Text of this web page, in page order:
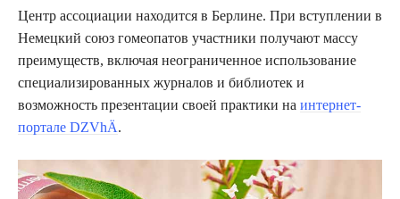
Центр ассоциации находится в Берлине. При вступлении в
Немецкий союз гомеопатов участники получают массу
преимуществ, включая неограниченное использование
специализированных журналов и библиотек и
возможность презентации своей практики на интернет-
портале DZVhÄ.